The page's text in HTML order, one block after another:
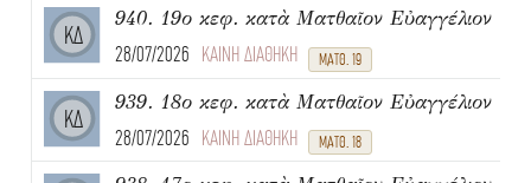
ΚΔ
940. 19ο κεφ. κατὰ Ματθαῖον Εὐαγγέλιον
28/07/2026 ΚΑΙΝΗ ΔΙΑΘΗΚΗ ΜΑΤΘ. 19
ΚΔ
939. 18ο κεφ. κατὰ Ματθαῖον Εὐαγγέλιον
28/07/2026 ΚΑΙΝΗ ΔΙΑΘΗΚΗ ΜΑΤΘ. 18